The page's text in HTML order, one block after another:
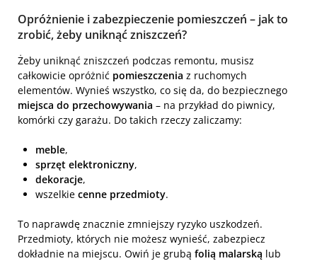
Opróżnienie i zabezpieczenie pomieszczeń – jak to
zrobić, żeby uniknąć zniszczeń?
Żeby uniknąć zniszczeń podczas remontu, musisz
całkowicie opróżnić pomieszczenia z ruchomych
elementów. Wynieś wszystko, co się da, do bezpiecznego
miejsca do przechowywania – na przykład do piwnicy,
komórki czy garażu. Do takich rzeczy zaliczamy:
meble,
sprzęt elektroniczny,
dekoracje,
wszelkie cenne przedmioty.
To naprawdę znacznie zmniejszy ryzyko uszkodzeń.
Przedmioty, których nie możesz wynieść, zabezpiecz
dokładnie na miejscu. Owiń je grubą folią malarską lub